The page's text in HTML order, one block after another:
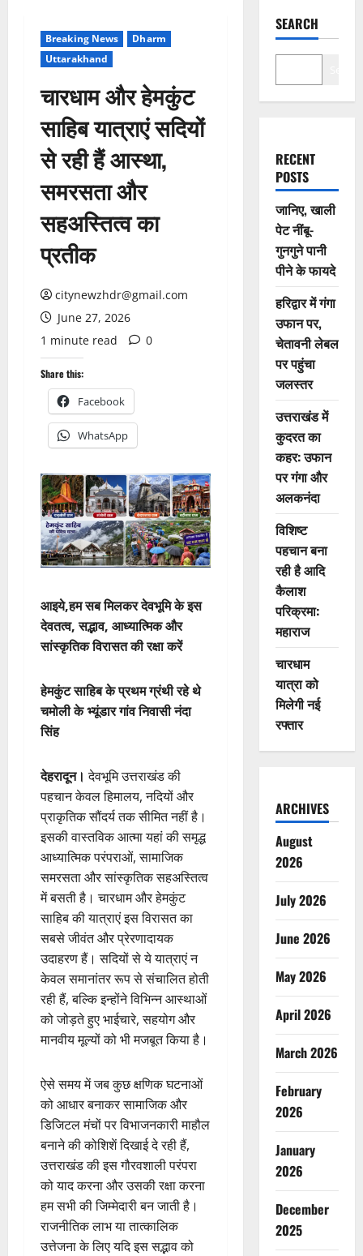
Breaking News
Dharm
Uttarakhand
चारधाम और हेमकुंट
साहिब यात्राएं सदियों
से रही हैं आस्था,
समरसता और
सहअस्तित्व का
प्रतीक
citynewzhdr@gmail.com
June 27, 2026
1 minute read
0
Share this:
Facebook
WhatsApp
आइये,हम सब मिलकर देवभूमि के इस
देवतत्व, सद्भाव, आध्यात्मिक और
सांस्कृतिक विरासत की रक्षा करें
हेमकुंट साहिब के प्रथम ग्रंथी रहे थे
चमोली के भ्यूंडार गांव निवासी नंदा
सिंह
देहरादून।देवभूमि उत्तराखंड की
पहचान केवल हिमालय, नदियों और
प्राकृतिक सौंदर्य तक सीमित नहीं है।
इसकी वास्तविक आत्मा यहां की समृद्ध
आध्यात्मिक परंपराओं, सामाजिक
समरसता और सांस्कृतिक सहअस्तित्व
में बसती है। चारधाम और हेमकुंट
साहिब की यात्राएं इस विरासत का
सबसे जीवंत और प्रेरणादायक
उदाहरण हैं। सदियों से ये यात्राएं न
केवल समानांतर रूप से संचालित होती
रही हैं, बल्कि इन्होंने विभिन्न आस्थाओं
को जोड़ते हुए भाईचारे, सहयोग और
मानवीय मूल्यों को भी मजबूत किया है।
ऐसे समय में जब कुछ क्षणिक घटनाओं
को आधार बनाकर सामाजिक और
डिजिटल मंचों पर विभाजनकारी माहौल
बनाने की कोशिशें दिखाई दे रही हैं,
उत्तराखंड की इस गौरवशाली परंपरा
को याद करना और उसकी रक्षा करना
हम सभी की जिम्मेदारी बन जाती है।
राजनीतिक लाभ या तात्कालिक
उत्तेजना के लिए यदि इस सद्भाव को
SEARCH
RECENT
POSTS
जानिए, खाली
पेट नींबू-
गुनगुने पानी
पीने के फायदे
हरिद्वार में गंगा
उफान पर,
चेतावनी लेबल
पर पहुंचा
जलस्तर
उत्तराखंड में
कुदरत का
कहर: उफान
पर गंगा और
अलकनंदा
विशिष्ट
पहचान बना
रही है आदि
कैलाश
परिक्रमा:
महाराज
चारधाम
यात्रा को
मिलेगी नई
रफ्तार
ARCHIVES
August
2026
July 2026
June 2026
May 2026
April 2026
March 2026
February
2026
January
2026
December
2025